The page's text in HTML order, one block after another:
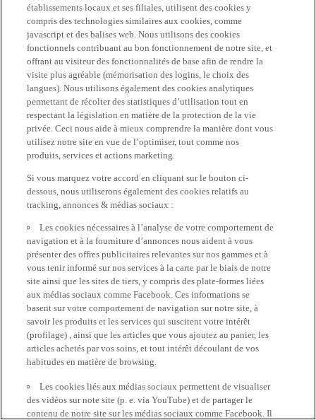
établissements locaux et ses filiales, utilisent des cookies y
compris des technologies similaires aux cookies, comme
javascript et des balises web. Nous utilisons des cookies
fonctionnels contribuant au bon fonctionnement de notre site, et
offrant au visiteur des fonctionnalités de base afin de rendre la
visite plus agréable (mémorisation des logins, le choix des
langues). Nous utilisons également des cookies analytiques
permettant de récolter des statistiques d’utilisation tout en
respectant la législation en matière de la protection de la vie
privée. Ceci nous aide à mieux comprendre la manière dont vous
utilisez notre site en vue de l’optimiser, tout comme nos
produits, services et actions marketing.
Si vous marquez votre accord en cliquant sur le bouton ci-
dessous, nous utiliserons également des cookies relatifs au
tracking, annonces & médias sociaux :
Les cookies nécessaires à l’analyse de votre comportement de
navigation et à la fourniture d’annonces nous aident à vous
présenter des offres publicitaires relevantes sur nos gammes et à
vous tenir informé sur nos services à la carte par le biais de notre
site ainsi que les sites de tiers, y compris des plate-formes liées
aux médias sociaux comme Facebook. Ces informations se
basent sur votre comportement de navigation sur notre site, à
savoir les produits et les services qui suscitent votre intérêt
(profilage) , ainsi que les articles que vous ajoutez au panier, les
articles achetés par vos soins, et tout intérêt découlant de vos
habitudes en matière de browsing.
Les cookies liés aux médias sociaux permettent de visualiser
des vidéos sur note site (p. e. via YouTube) et de partager le
contenu de notre site sur les médias sociaux comme Facebook. Il